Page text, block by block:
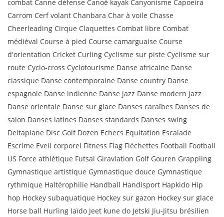
combat Canne défense Canoë kayak Canyonisme Capoeira
Carrom Cerf volant Chanbara Char à voile Chasse
Cheerleading Cirque Claquettes Combat libre Combat
médiéval Course à pied Course camarguaise Course
d'orientation Cricket Curling Cyclisme sur piste Cyclisme sur
route Cyclo-cross Cyclotourisme Danse africaine Danse
classique Danse contemporaine Danse country Danse
espagnole Danse indienne Danse jazz Danse modern jazz
Danse orientale Danse sur glace Danses caraïbes Danses de
salon Danses latines Danses standards Danses swing
Deltaplane Disc Golf Dozen Echecs Equitation Escalade
Escrime Eveil corporel Fitness Flag Fléchettes Football Football
US Force athlétique Futsal Giraviation Golf Gouren Grappling
Gymnastique artistique Gymnastique douce Gymnastique
rythmique Haltérophilie Handball Handisport Hapkido Hip
hop Hockey subaquatique Hockey sur gazon Hockey sur glace
Horse ball Hurling Iaïdo Jeet kune do Jetski Jiu-Jitsu brésilien